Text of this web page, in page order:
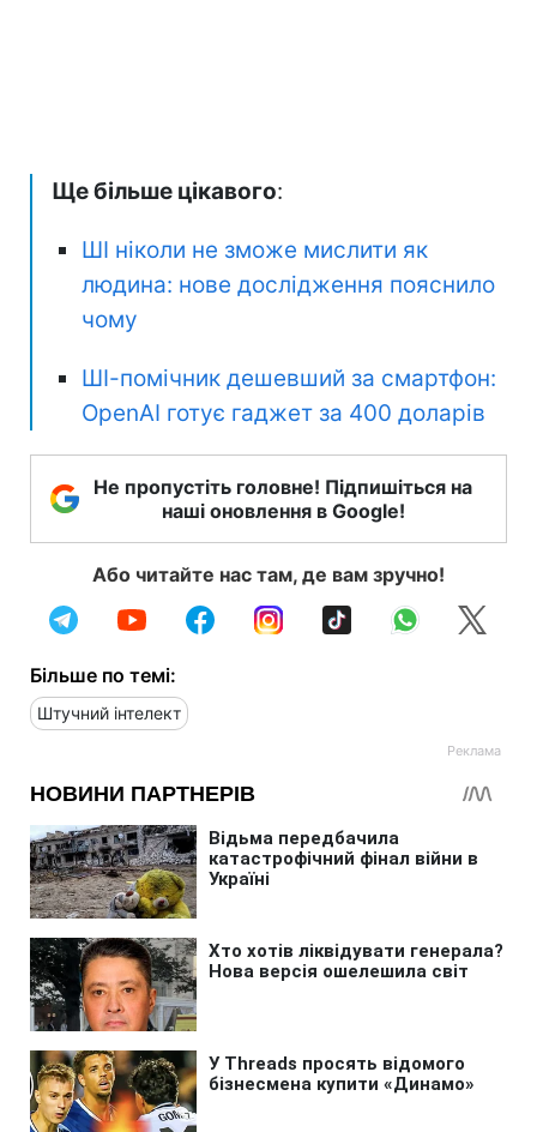
Ще більше цікавого:
ШІ ніколи не зможе мислити як
людина: нове дослідження пояснило
чому
ШІ-помічник дешевший за смартфон:
OpenAI готує гаджет за 400 доларів
Не пропустіть головне! Підпишіться на
наші оновлення в Google!
Або читайте нас там, де вам зручно!
Більше по темі:
Штучний інтелект